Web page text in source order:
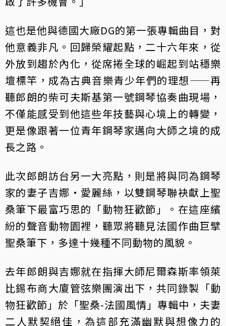
這也是他與德國大廠DG的第一張專輯曲目，對
他意義非凡。回歸榮耀起點，二十六年來，從
外放到趨於內化，從席捲全球的崛起到站穩樂
壇標竿，成為古典音樂青少年們的理想——再
聽郎朗的柴可夫斯基第一號鋼琴協奏曲現場，
不僅能感受到他這些年技藝與心境上的轉變，
更是像跟著一位青年鋼琴家邁向大師之境的成
長之路。
此次郎朗訪台另一大亮點，則是將與同為鋼琴
家的妻子吉娜・愛麗絲，以雙鋼琴聯袂獻上聖
桑筆下最富巧思的「動物狂歡節」。在這座繽
紛的聲音動物園裡，聽眾將聽見法國作曲巨擘
聖桑筆下，多達十幾種不同動物的風貌。
去年郎朗與吉娜就在指揮大師尼爾森斯率領萊
比錫布商大廈管弦樂團演出下，共同錄製「動
物狂歡節」於「聖桑-法國風情」專輯中，夫妻
二人默契絕佳，為這部充滿幽默與想像力的